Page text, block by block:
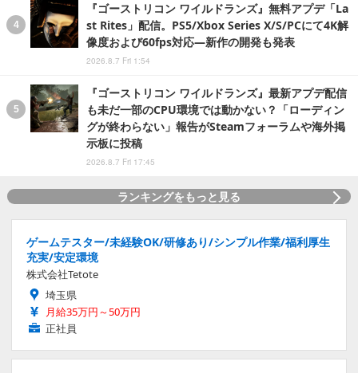
『ゴーストリコン ワイルドランズ』無料アプデ「La
st Rites」配信。PS5/Xbox Series X/S/PCにて4K解
像度および60fps対応―新作の開発も発表
2026.8.7 Fri 1:54
『ゴーストリコン ワイルドランズ』最新アプデ配信
も未だ一部のCPU環境では動かない？「ローディン
グが終わらない」報告がSteamフォーラムや海外掲
示板に投稿
2026.8.7 Fri 17:45
ランキングをもっと見る
ゲームテスター/未経験OK/研修あり/シンプル作業/福利厚生
充実/安定環境
株式会社Tetote
埼玉県
月給35万円～50万円
正社員